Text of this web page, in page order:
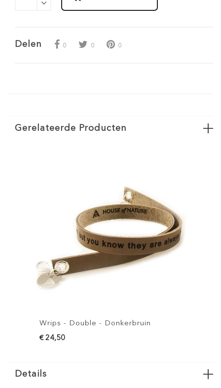
Delen 0 0 0
Gerelateerde Producten
Donkerbruin
Wrips - Double - Bruin
Details